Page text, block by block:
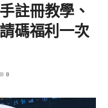
註冊教學、
碼福利一次
0